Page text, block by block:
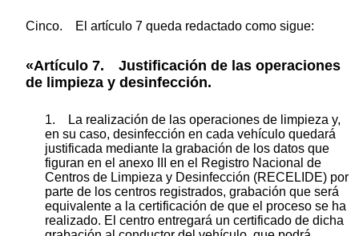
Cinco. El artículo 7 queda redactado como sigue:
«Artículo 7. Justificación de las operaciones
de limpieza y desinfección.
1. La realización de las operaciones de limpieza y,
en su caso, desinfección en cada vehículo quedará
justificada mediante la grabación de los datos que
figuran en el anexo III en el Registro Nacional de
Centros de Limpieza y Desinfección (RECELIDE) por
parte de los centros registrados, grabación que será
equivalente a la certificación de que el proceso se ha
realizado. El centro entregará un certificado de dicha